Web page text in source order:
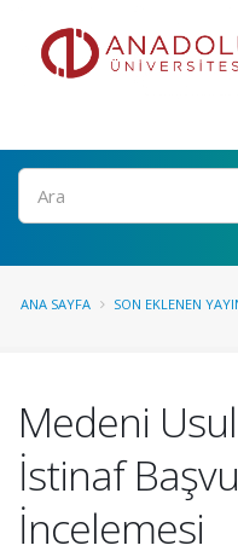
Ara
ANA SAYFA SON EKLENEN
Medeni
İstinaf
İncelemesi